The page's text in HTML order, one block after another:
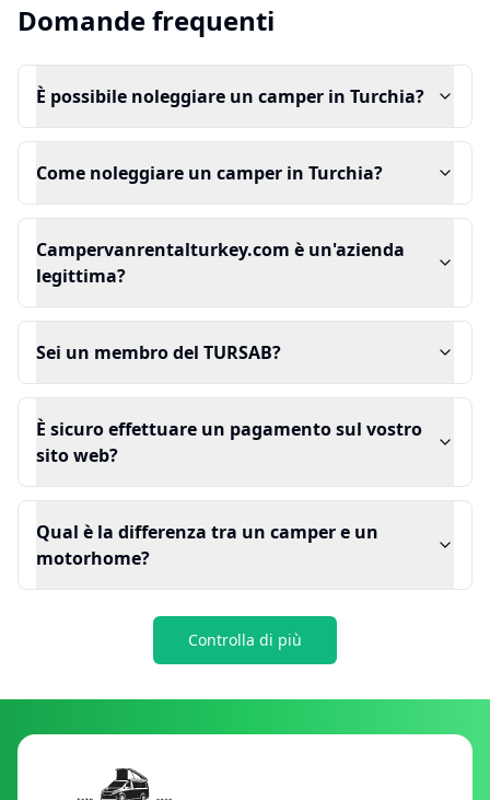
Domande frequenti
È possibile noleggiare un camper in Turchia?
Come noleggiare un camper in Turchia?
Campervanrentalturkey.com è un'azienda
legittima?
Sei un membro del TURSAB?
È sicuro effettuare un pagamento sul vostro
sito web?
Qual è la differenza tra un camper e un
motorhome?
Controlla di più